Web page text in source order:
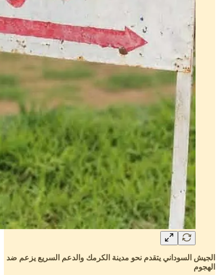
الجيش السوداني يتقدم نحو مدينة الكرمك والدعم السريع يزعم ضد
الهجوم